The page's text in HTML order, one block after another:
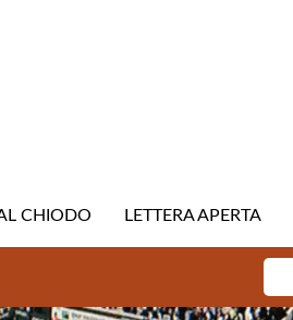
CHIODO LETTERA APERTA
per: